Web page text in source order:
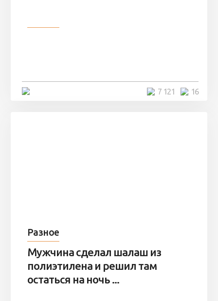
16
7 121
Разное
Мужчина сделал шалаш из
полиэтилена и решил там
остаться на ночь ...